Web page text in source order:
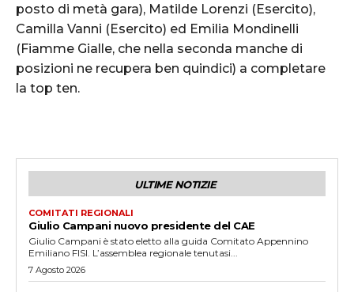
posto di metà gara), Matilde Lorenzi (Esercito),
Camilla Vanni (Esercito) ed Emilia Mondinelli
(Fiamme Gialle, che nella seconda manche di
posizioni ne recupera ben quindici) a completare
la top ten.
ULTIME NOTIZIE
COMITATI REGIONALI
Giulio Campani nuovo presidente del CAE
Giulio Campani è stato eletto alla guida Comitato Appennino
Emiliano FISI. L’assemblea regionale tenutasi...
7 Agosto 2026